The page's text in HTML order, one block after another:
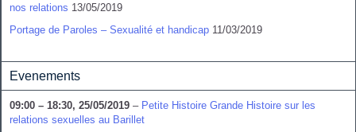
nos relations 13/05/2019
Portage de Paroles – Sexualité et handicap 11/03/2019
Evenements
09:00 – 18:30, 25/05/2019 – Petite Histoire Grande Histoire sur les
relations sexuelles au Barillet